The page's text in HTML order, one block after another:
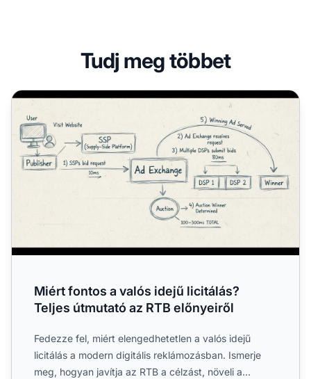
Tudj meg többet
Miért fontos a valós idejű licitálás? Teljes útmutató az
Miért fontos a valós idejű licitálás?
Teljes útmutató az RTB előnyeiről
Fedezze fel, miért elengedhetetlen a valós idejű
licitálás a modern digitális reklámozásban. Ismerje
meg, hogyan javítja az RTB a célzást, növeli a